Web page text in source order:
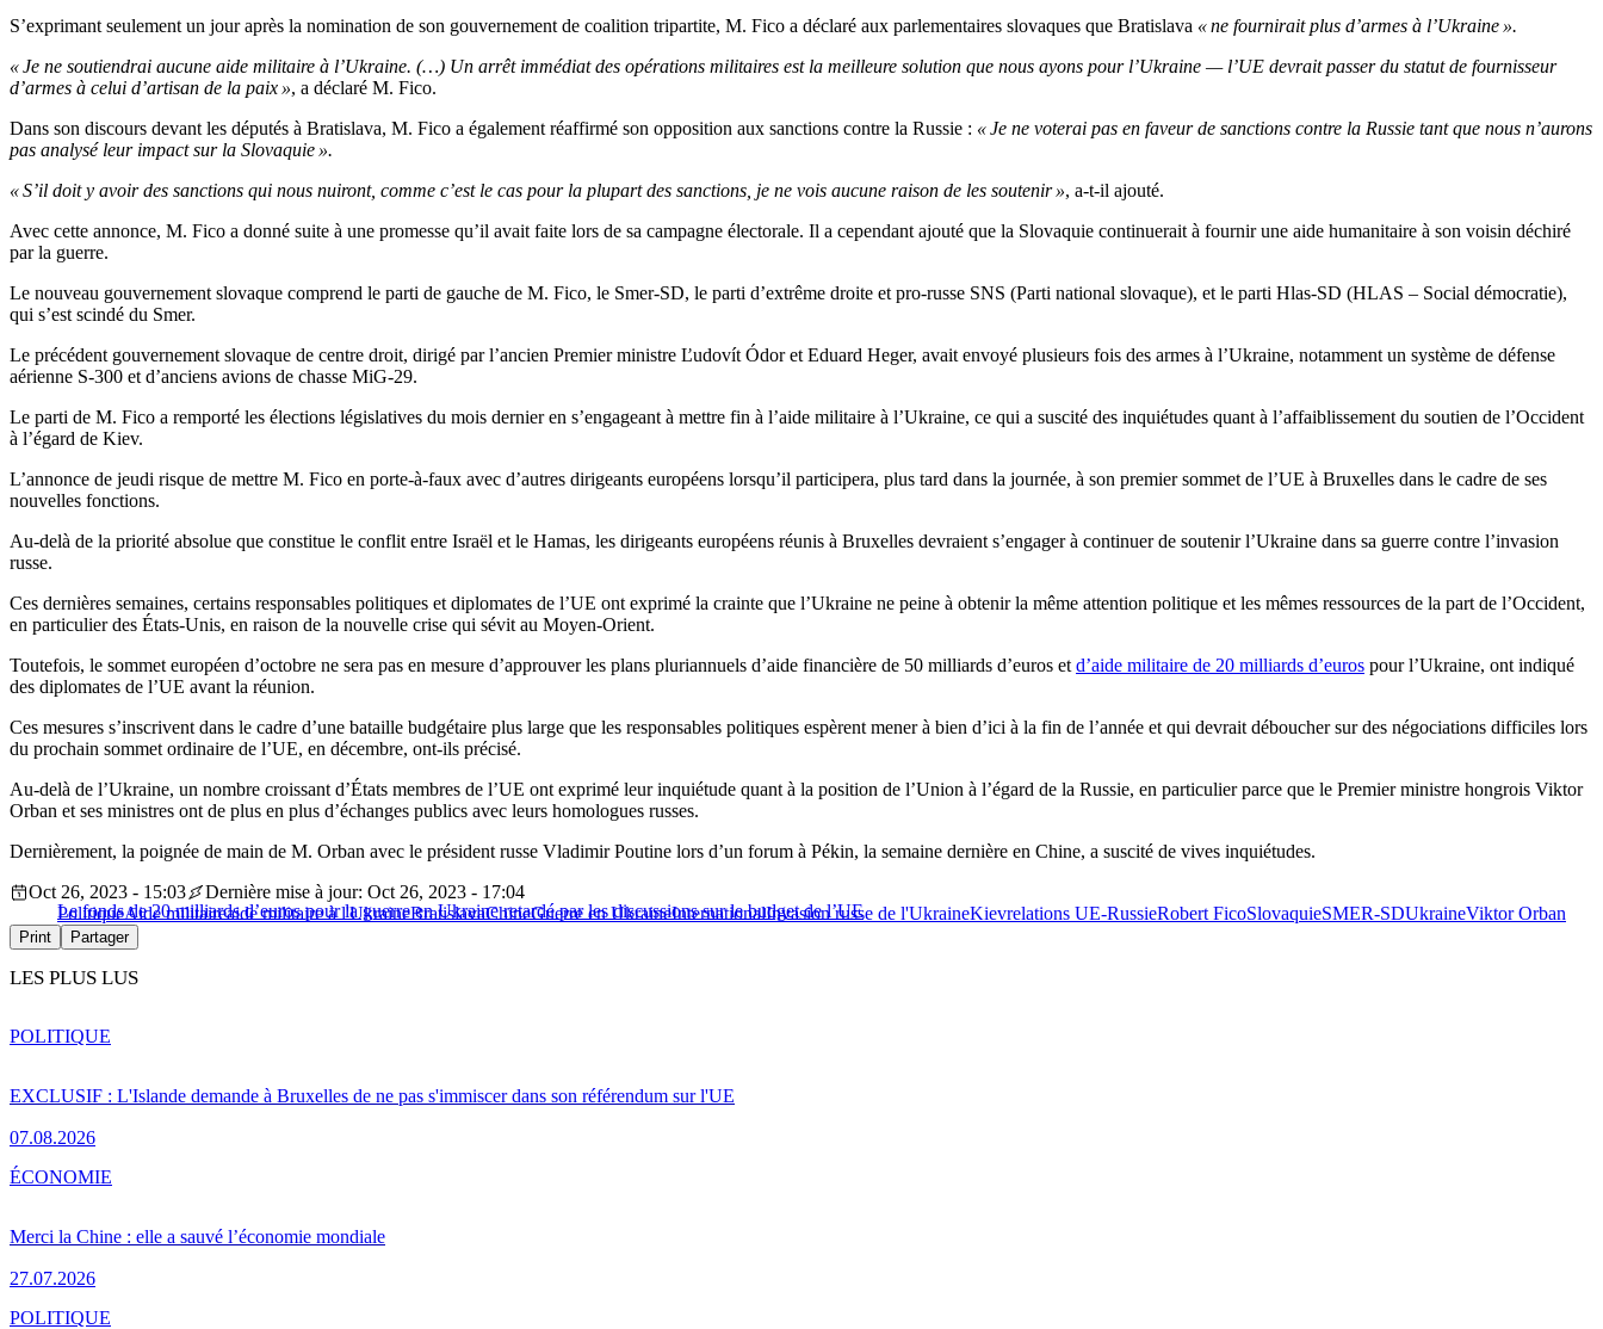
S’exprimant seulement un jour après la nomination de son gouvernement de coalition tripartite, M. Fico a déclaré aux parlementaires slovaques que Bratislava « ne fournirait plus d’armes à l’Ukraine ».
« Je ne soutiendrai aucune aide militaire à l’Ukraine. (…) Un arrêt immédiat des opérations militaires est la meilleure solution que nous ayons pour l’Ukraine — l’UE devrait passer du statut de fournisseur
d’armes à celui d’artisan de la paix », a déclaré M. Fico.
Dans son discours devant les députés à Bratislava, M. Fico a également réaffirmé son opposition aux sanctions contre la Russie : « Je ne voterai pas en faveur de sanctions contre la Russie tant que nous n’aurons
pas analysé leur impact sur la Slovaquie ».
« S’il doit y avoir des sanctions qui nous nuiront, comme c’est le cas pour la plupart des sanctions, je ne vois aucune raison de les soutenir », a-t-il ajouté.
Avec cette annonce, M. Fico a donné suite à une promesse qu’il avait faite lors de sa campagne électorale. Il a cependant ajouté que la Slovaquie continuerait à fournir une aide humanitaire à son voisin déchiré
par la guerre.
Le nouveau gouvernement slovaque comprend le parti de gauche de M. Fico, le Smer-SD, le parti d’extrême droite et pro-russe SNS (Parti national slovaque), et le parti Hlas-SD (HLAS – Social démocratie),
qui s’est scindé du Smer.
Le précédent gouvernement slovaque de centre droit, dirigé par l’ancien Premier ministre Ľudovít Ódor et Eduard Heger, avait envoyé plusieurs fois des armes à l’Ukraine, notamment un système de défense
aérienne S-300 et d’anciens avions de chasse MiG-29.
Le parti de M. Fico a remporté les élections législatives du mois dernier en s’engageant à mettre fin à l’aide militaire à l’Ukraine, ce qui a suscité des inquiétudes quant à l’affaiblissement du soutien de l’Occident
à l’égard de Kiev.
L’annonce de jeudi risque de mettre M. Fico en porte-à-faux avec d’autres dirigeants européens lorsqu’il participera, plus tard dans la journée, à son premier sommet de l’UE à Bruxelles dans le cadre de ses
nouvelles fonctions.
Au-delà de la priorité absolue que constitue le conflit entre Israël et le Hamas, les dirigeants européens réunis à Bruxelles devraient s’engager à continuer de soutenir l’Ukraine dans sa guerre contre l’invasion
russe.
Ces dernières semaines, certains responsables politiques et diplomates de l’UE ont exprimé la crainte que l’Ukraine ne peine à obtenir la même attention politique et les mêmes ressources de la part de l’Occident,
en particulier des États-Unis, en raison de la nouvelle crise qui sévit au Moyen-Orient.
Toutefois, le sommet européen d’octobre ne sera pas en mesure d’approuver les plans pluriannuels d’aide financière de 50 milliards d’euros et d’aide militaire de 20 milliards d’euros pour l’Ukraine, ont indiqué
des diplomates de l’UE avant la réunion.
Ces mesures s’inscrivent dans le cadre d’une bataille budgétaire plus large que les responsables politiques espèrent mener à bien d’ici à la fin de l’année et qui devrait déboucher sur des négociations difficiles lors
du prochain sommet ordinaire de l’UE, en décembre, ont-ils précisé.
Au-delà de l’Ukraine, un nombre croissant d’États membres de l’UE ont exprimé leur inquiétude quant à la position de l’Union à l’égard de la Russie, en particulier parce que le Premier ministre hongrois Viktor
Orban et ses ministres ont de plus en plus d’échanges publics avec leurs homologues russes.
Dernièrement, la poignée de main de M. Orban avec le président russe Vladimir Poutine lors d’un forum à Pékin, la semaine dernière en Chine, a suscité de vives inquiétudes.
Le fonds de 20 milliards d’euros pour la guerre en Ukraine retardé par les discussions sur le budget de l’UE
Oct 26, 2023 - 15:03
Dernière mise à jour: Oct 26, 2023 - 17:04
PolitiqueAide militaireaide militaire à l'UkraineBratislavaChineGuerre en UkraineInternationalInvasion russe de l'UkraineKievrelations UE-RussieRobert FicoSlovaquieSMER-SDUkraineViktor Orban
Print Partager
LES PLUS LUS
EXCLUSIF : L'Islande demande à Bruxelles de ne pas s'immiscer dans son référendum sur l'UE
07.08.2026
POLITIQUE
Merci la Chine : elle a sauvé l’économie mondiale
27.07.2026
ÉCONOMIE
POLITIQUE